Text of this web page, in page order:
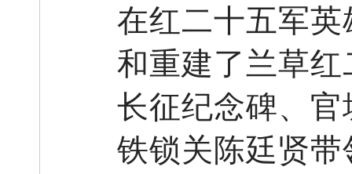
在红二十五军
和重建了兰草
长征纪念碑、
铁锁关陈廷贤